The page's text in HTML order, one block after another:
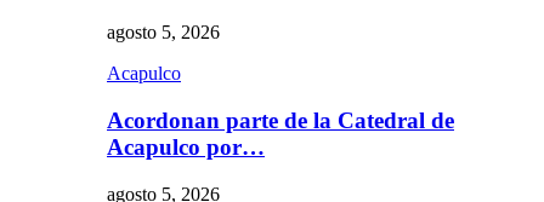
agosto 5, 2026
Acapulco
Acordonan parte de la Catedral de
Acapulco por…
agosto 5, 2026